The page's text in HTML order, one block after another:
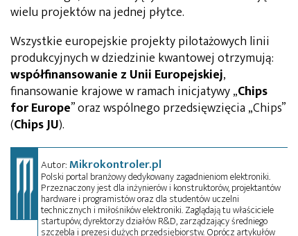
wielu projektów na jednej płytce.
Wszystkie europejskie projekty pilotażowych linii
produkcyjnych w dziedzinie kwantowej otrzymują:
współfinansowanie z Unii Europejskiej,
finansowanie krajowe w ramach inicjatywy „Chips
for Europe” oraz wspólnego przedsięwzięcia „Chips”
(Chips JU).
Autor:Mikrokontroler.pl
Polski portal branżowy dedykowany zagadnieniom elektroniki.
Przeznaczony jest dla inżynierów i konstruktorów, projektantów
hardware i programistów oraz dla studentów uczelni
technicznych i miłośników elektroniki. Zaglądają tu właściciele
startupów, dyrektorzy działów R&D, zarządzający średniego
szczebla i prezesi dużych przedsiębiorstw. Oprócz artykułów